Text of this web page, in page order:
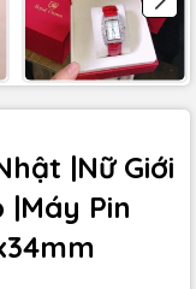
|Nữ Giới
Pin